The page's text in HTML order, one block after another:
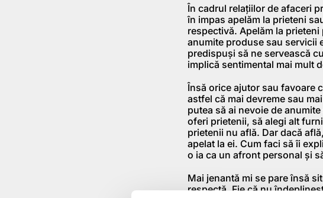
În cadrul relațiilor de afaceri
în impas apelăm la prieteni
respectivă. Apelăm la
anumite produse sau servicii
predispuși să ne servească
implică sentimental mai mult
Însă orice ajutor sau favoare
astfel că mai devreme sau
putea să ai nevoie de
oferi prietenii, să alegi alt
prietenii nu află. Dar dacă
apelat la ei. Cum faci să îi
o ia ca un afront personal și
Mai jenantă mi se pare însă
respectă. Fie că nu